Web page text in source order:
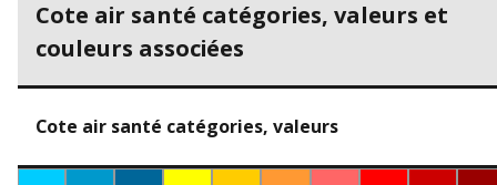
Cote air santé catégories, valeurs et
couleurs associées
Cote air santé catégories, valeurs